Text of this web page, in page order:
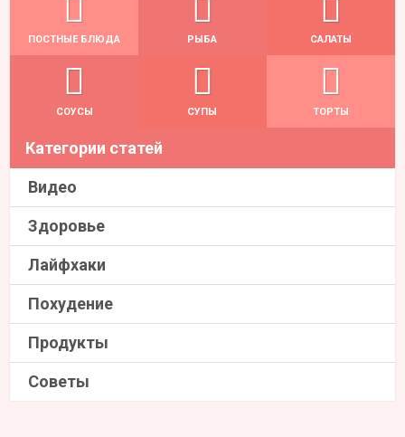
ПОСТНЫЕ БЛЮДА РЫБА САЛАТЫ
СОУСЫ СУПЫ ТОРТЫ
Категории статей
Видео
Здоровье
Лайфхаки
Похудение
Продукты
Советы